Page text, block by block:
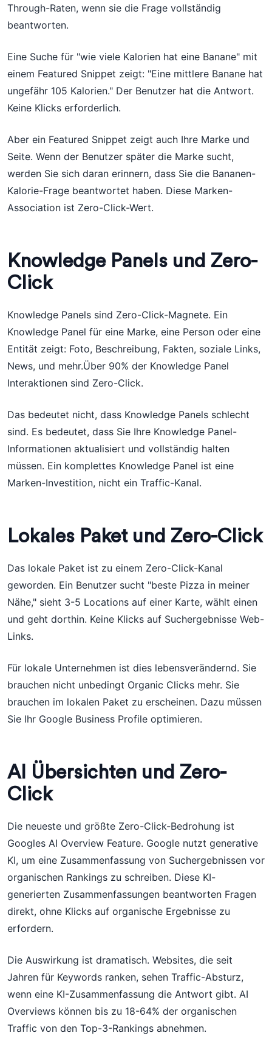
Through-Raten, wenn sie die Frage vollständig
beantworten.
Eine Suche für "wie viele Kalorien hat eine Banane" mit
einem Featured Snippet zeigt: "Eine mittlere Banane hat
ungefähr 105 Kalorien." Der Benutzer hat die Antwort.
Keine Klicks erforderlich.
Aber ein Featured Snippet zeigt auch Ihre Marke und
Seite. Wenn der Benutzer später die Marke sucht,
werden Sie sich daran erinnern, dass Sie die Bananen-
Kalorie-Frage beantwortet haben. Diese Marken-
Association ist Zero-Click-Wert.
Knowledge Panels und Zero-
Click
Knowledge Panels sind Zero-Click-Magnete. Ein
Knowledge Panel für eine Marke, eine Person oder eine
Entität zeigt: Foto, Beschreibung, Fakten, soziale Links,
News, und mehr.Über 90% der Knowledge Panel
Interaktionen sind Zero-Click.
Das bedeutet nicht, dass Knowledge Panels schlecht
sind. Es bedeutet, dass Sie Ihre Knowledge Panel-
Informationen aktualisiert und vollständig halten
müssen. Ein komplettes Knowledge Panel ist eine
Marken-Investition, nicht ein Traffic-Kanal.
Lokales Paket und Zero-Click
Das lokale Paket ist zu einem Zero-Click-Kanal
geworden. Ein Benutzer sucht "beste Pizza in meiner
Nähe," sieht 3-5 Locations auf einer Karte, wählt einen
und geht dorthin. Keine Klicks auf Suchergebnisse Web-
Links.
Für lokale Unternehmen ist dies lebensverändernd. Sie
brauchen nicht unbedingt Organic Clicks mehr. Sie
brauchen im lokalen Paket zu erscheinen. Dazu müssen
Sie Ihr Google Business Profile optimieren.
AI Übersichten und Zero-
Click
Die neueste und größte Zero-Click-Bedrohung ist
Googles AI Overview Feature. Google nutzt generative
KI, um eine Zusammenfassung von Suchergebnissen vor
organischen Rankings zu schreiben. Diese KI-
generierten Zusammenfassungen beantworten Fragen
direkt, ohne Klicks auf organische Ergebnisse zu
erfordern.
Die Auswirkung ist dramatisch. Websites, die seit
Jahren für Keywords ranken, sehen Traffic-Absturz,
wenn eine KI-Zusammenfassung die Antwort gibt. AI
Overviews können bis zu 18-64% der organischen
Traffic von den Top-3-Rankings abnehmen.